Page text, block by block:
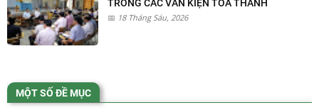
TRONG CÁC VĂN KIỆN TÒA THÁNH
18 Tháng Sáu, 2026
MỘT SỐ ĐỀ MỤC